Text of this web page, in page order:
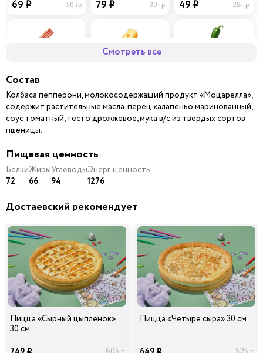
69 i 50 гр 79 i 30 гр 49 i 28 гр
Сыр Чеддер
Шампиньоны
29i
Ветчина Колбаски Охотничьи
Лук
39i 15 гр 39i
Ананасы
консервированные
39i 40 гр
Огурцы
маринованные
29i 30 гр
Лук Красный
29i 20 гр
Смотреть все
Состав
Колбаса пепперони, молокосодержащий продукт «Моцарелла»,
содержит растительные масла, перец халапеньо маринованный,
соус томатный, тесто дрожжевое, мука в/с из твердых сортов
пшеницы.
Пищевая ценность
Белки
72
Жиры
66
Углеводы
94
Энерг. ценность
1276
Достаевский рекомендует
Пицца «Сырный цыпленок»
30 см
Пицца «Четыре сыра» 30 см